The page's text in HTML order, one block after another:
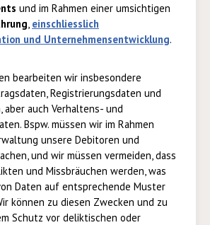
und im Rahmen einer umsichtigen
einschliesslich
und Unternehmensentwicklung.
bearbeiten wir insbesondere
Registrierungsdaten und
aber auch Verhaltens- und
Bspw. müssen wir im Rahmen
unsere Debitoren und
und wir müssen vermeiden, dass
und Missbräuchen werden, was
Daten auf entsprechende Muster
können zu diesen Zwecken und zu
Schutz vor deliktischen oder